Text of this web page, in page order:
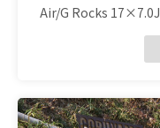
Air/G Rocks